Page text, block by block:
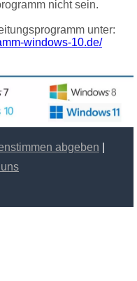
nicht sein.
unter:
windows-10.de/
abgeben